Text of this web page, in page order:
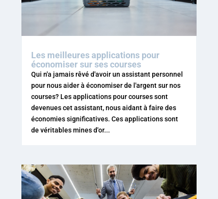
Les meilleures applications pour
économiser sur ses courses
Qui n'a jamais rêvé d'avoir un assistant personnel
pour nous aider à économiser de l'argent sur nos
courses? Les applications pour courses sont
devenues cet assistant, nous aidant à faire des
économies significatives. Ces applications sont
de véritables mines d'or...